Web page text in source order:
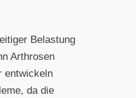
Belastung
Arthrosen
entwickeln
da die